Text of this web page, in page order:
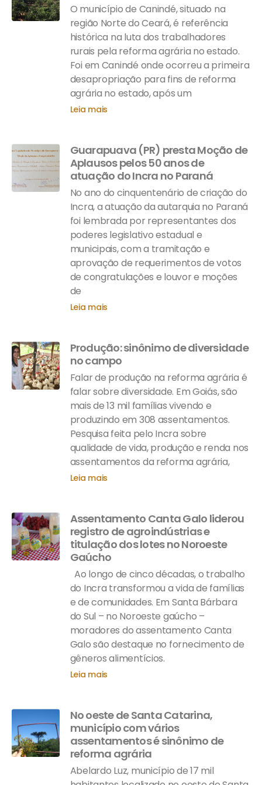
O município de Canindé, situado na
região Norte do Ceará, é referência
histórica na luta dos trabalhadores
rurais pela reforma agrária no estado.
Foi em Canindé onde ocorreu a primeira
desapropriação para fins de reforma
agrária no estado, após um
Leia mais
Guarapuava (PR) presta Moção de
Aplausos pelos 50 anos de
atuação do Incra no Paraná
No ano do cinquentenário de criação do
Incra, a atuação da autarquia no Paraná
foi lembrada por representantes dos
poderes legislativo estadual e
municipais, com a tramitação e
aprovação de requerimentos de votos
de congratulações e louvor e moções
de
Leia mais
Produção: sinônimo de diversidade
no campo
Falar de produção na reforma agrária é
falar sobre diversidade. Em Goiás, são
mais de 13 mil famílias vivendo e
produzindo em 308 assentamentos.
Pesquisa feita pelo Incra sobre
qualidade de vida, produção e renda nos
assentamentos da reforma agrária,
Leia mais
Assentamento Canta Galo liderou
registro de agroindústrias e
titulação dos lotes no Noroeste
Gaúcho
Ao longo de cinco décadas, o trabalho
do Incra transformou a vida de famílias
e de comunidades. Em Santa Bárbara
do Sul – no Noroeste gaúcho –
moradores do assentamento Canta
Galo são destaque no fornecimento de
gêneros alimentícios.
Leia mais
No oeste de Santa Catarina,
município com vários
assentamentos é sinônimo de
reforma agrária
Abelardo Luz, município de 17 mil